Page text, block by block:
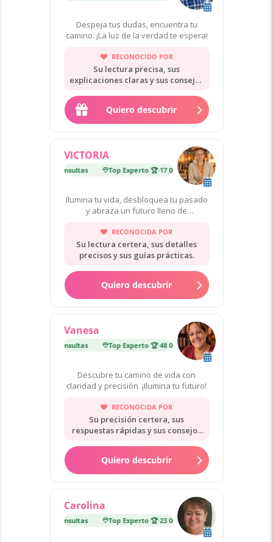
Despeja tus dudas, encuentra tu
camino. ¡La luz de la verdad te espera!
RECONOCIDO POR
Su lectura precisa, sus
explicaciones claras y sus consejos
Quiero descubrir
VICTORIA
17 000 consultas Top Experto 🏆 ·17 000 consultas
Ilumina tu vida, desbloquea tu pasado
y abraza un futuro lleno de
RECONOCIDA POR
Su lectura certera, sus detalles
precisos y sus guías prácticas.
Quiero descubrir
Vanesa
48 000 consultas Top Experto 🏆 ·48 000 consultas
Descubre tu camino de vida con
claridad y precisión. ¡Ilumina tu futuro!
RECONOCIDA POR
Su precisión certera, sus
respuestas rápidas y sus consejos
Quiero descubrir
Carolina
23 000 consultas Top Experto 🏆 ·23 000 consultas